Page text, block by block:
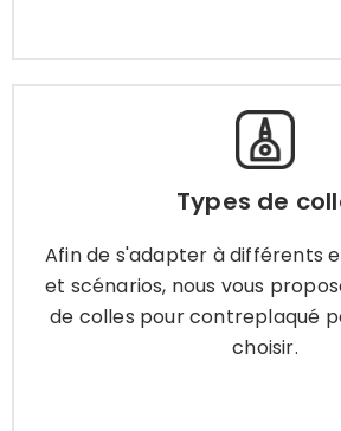
Types de
Afin de s'adapter à différents
et scénarios, nous vous
de colles pour contreplaqué
choisir.
Types de colle
Afin de s'adapter à différents
et scénarios, nous vous
de colles pour contreplaqué
Apprendre encore